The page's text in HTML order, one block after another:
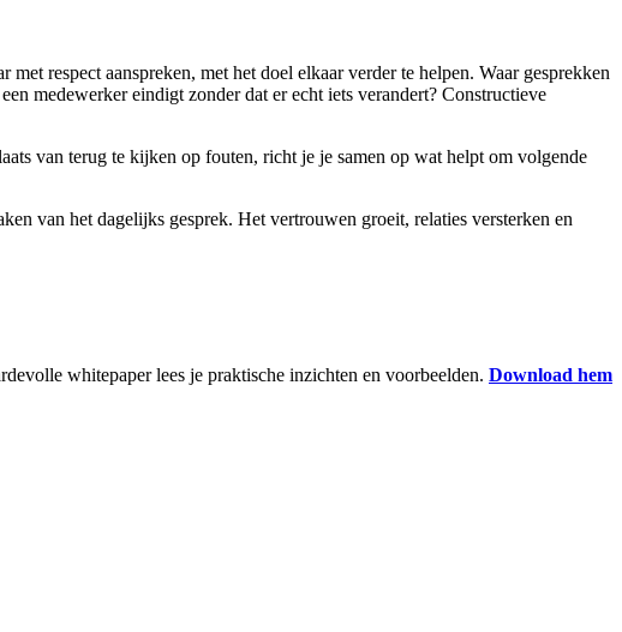
respect aanspreken, met het doel elkaar verder te helpen. Waar gesprekken
medewerker eindigt zonder dat er echt iets verandert? Constructieve
van terug te kijken op fouten, richt je je samen op wat helpt om volgende
van het dagelijks gesprek. Het vertrouwen groeit, relaties versterken en
whitepaper lees je praktische inzichten en voorbeelden. Download hem